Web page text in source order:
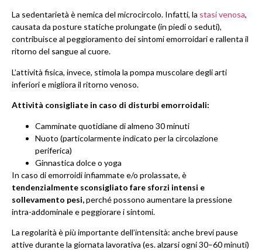
La sedentarietà è nemica del microcircolo. Infatti, la stasi venosa,
causata da posture statiche prolungate (in piedi o seduti),
contribuisce al peggioramento dei sintomi emorroidari e rallenta il
ritorno del sangue al cuore.
L’attività fisica, invece, stimola la pompa muscolare degli arti
inferiori e migliora il ritorno venoso.
Attività consigliate in caso di disturbi emorroidali:
Camminate quotidiane di almeno 30 minuti
Nuoto (particolarmente indicato per la circolazione
periferica)
Ginnastica dolce o yoga
In caso di emorroidi infiammate e/o prolassate, è
tendenzialmente sconsigliato fare sforzi intensi e
sollevamento pesi,perché possono aumentare la pressione
intra-addominale e peggiorare i sintomi.
La regolarità è più importante dell’intensità: anche brevi pause
attive durante la giornata lavorativa (es. alzarsi ogni 30–60 minuti)